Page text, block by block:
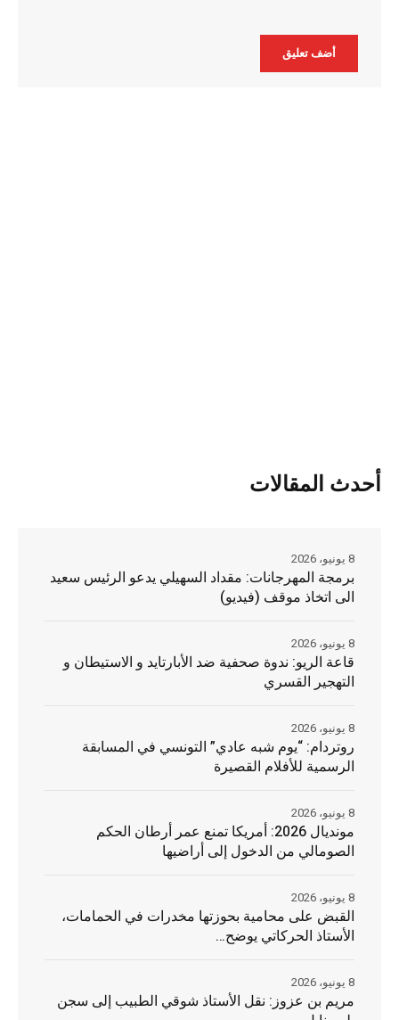
أحدث المقالات
برمجة المهرجانات: مقداد السهيلي يدعو الرئيس سعيد
الى اتخاذ موقف (فيديو)
8 يونيو، 2026
قاعة الريو: ندوة صحفية ضد الأبارتايد و الاستيطان و
التهجير القسري
8 يونيو، 2026
روتردام: “يوم شبه عادي” التونسي في المسابقة
الرسمية للأفلام القصيرة
8 يونيو، 2026
مونديال 2026: أمريكا تمنع عمر أرطان الحكم
الصومالي من الدخول إلى أراضيها
8 يونيو، 2026
القبض على محامية بحوزتها مخدرات في الحمامات،
الأستاذ الحركاتي يوضح…
8 يونيو، 2026
مريم بن عزوز: نقل الأستاذ شوقي الطبيب إلى سجن
8 يونيو، 2026